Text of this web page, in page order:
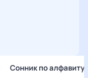
Сонник по алфавиту